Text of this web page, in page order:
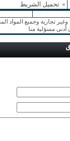
» تحميل الشريط
تجارية وجميع المواد
مسؤلية منا